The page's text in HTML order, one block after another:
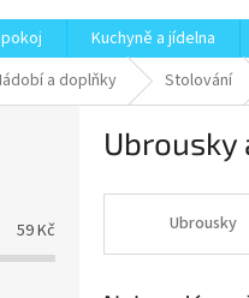
Kuchyně a jídelna
a doplňky Stolování
59Kč
Ubrousky
Ubrousky